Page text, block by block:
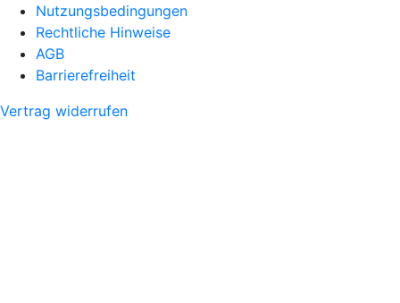
Nutzungsbedingungen
Rechtliche Hinweise
AGB
Barrierefreiheit
Vertrag widerrufen